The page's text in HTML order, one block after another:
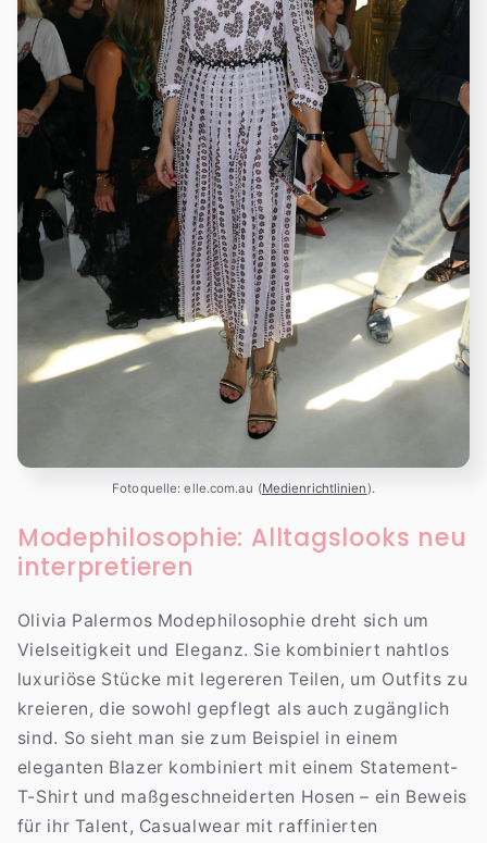
Fotoquelle: elle.com.au (Medienrichtlinien).
Modephilosophie: Alltagslooks neu
interpretieren
Olivia Palermos Modephilosophie dreht sich um
Vielseitigkeit und Eleganz. Sie kombiniert nahtlos
luxuriöse Stücke mit legereren Teilen, um Outfits zu
kreieren, die sowohl gepflegt als auch zugänglich
sind. So sieht man sie zum Beispiel in einem
eleganten Blazer kombiniert mit einem Statement-
T-Shirt und maßgeschneiderten Hosen – ein Beweis
für ihr Talent, Casualwear mit raffinierten